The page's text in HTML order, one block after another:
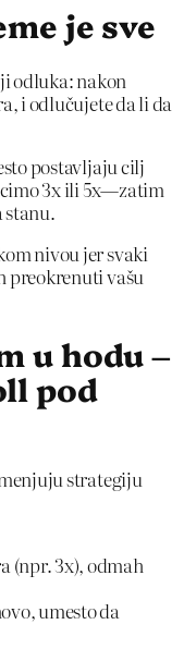
je sve
odluka: nakon
i odlučujete da li da
postavljaju cilj
3x ili 5x—zatim
stanu.
nivou jer svaki
preokrenuti vašu
u hodu –
pod
strategiju
(npr. 3x), odmah
umesto da